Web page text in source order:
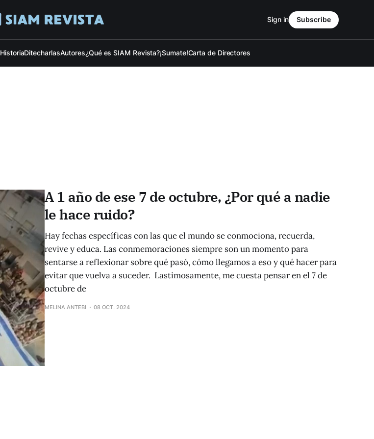
HistoriaDitecharlasAutores¿Qué es SIAM Revista?¡Sumate!Carta de Directores
Sign in Subscribe
A 1 año de ese 7 de octubre, ¿Por qué a nadie
le hace ruido?
Hay fechas específicas con las que el mundo se conmociona, recuerda,
revive y educa. Las conmemoraciones siempre son un momento para
sentarse a reflexionar sobre qué pasó, cómo llegamos a eso y qué hacer para
evitar que vuelva a suceder. Lastimosamente, me cuesta pensar en el 7 de
octubre de
MELINA ANTEBI 08 OCT. 2024